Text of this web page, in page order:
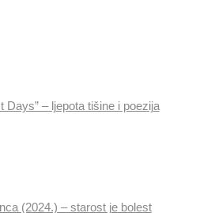
Days” – ljepota tišine i poezija
(2024.) – starost je bolest